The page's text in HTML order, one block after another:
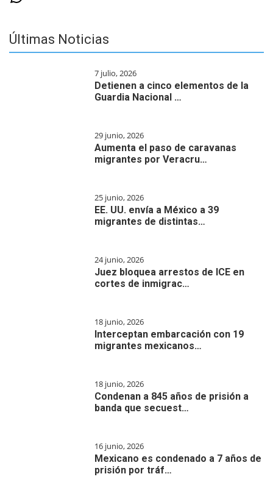
Últimas Noticias
7 julio, 2026
Detienen a cinco elementos de la
Guardia Nacional …
29 junio, 2026
Aumenta el paso de caravanas
migrantes por Veracru…
25 junio, 2026
EE. UU. envía a México a 39
migrantes de distintas…
24 junio, 2026
Juez bloquea arrestos de ICE en
cortes de inmigrac…
18 junio, 2026
Interceptan embarcación con 19
migrantes mexicanos…
18 junio, 2026
Condenan a 845 años de prisión a
banda que secuest…
16 junio, 2026
Mexicano es condenado a 7 años de
prisión por tráf…